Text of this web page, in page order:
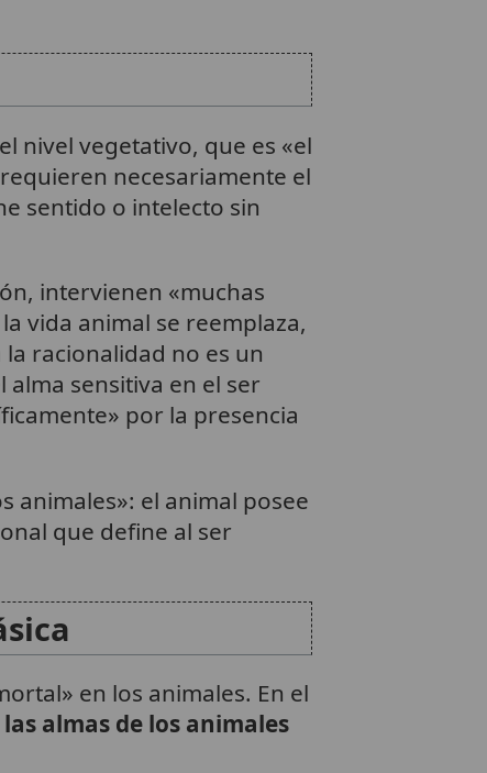
nivel vegetativo, que es «el
necesariamente el
sentido o intelecto sin
intervienen «muchas
vida animal se reemplaza,
racionalidad no es un
alma sensitiva en el ser
por la presencia
animales»: el animal posee
que define al ser
en los animales. En el
las almas de los animales